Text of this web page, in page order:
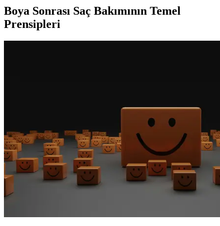
Boya Sonrası Saç Bakımının Temel
Prensipleri